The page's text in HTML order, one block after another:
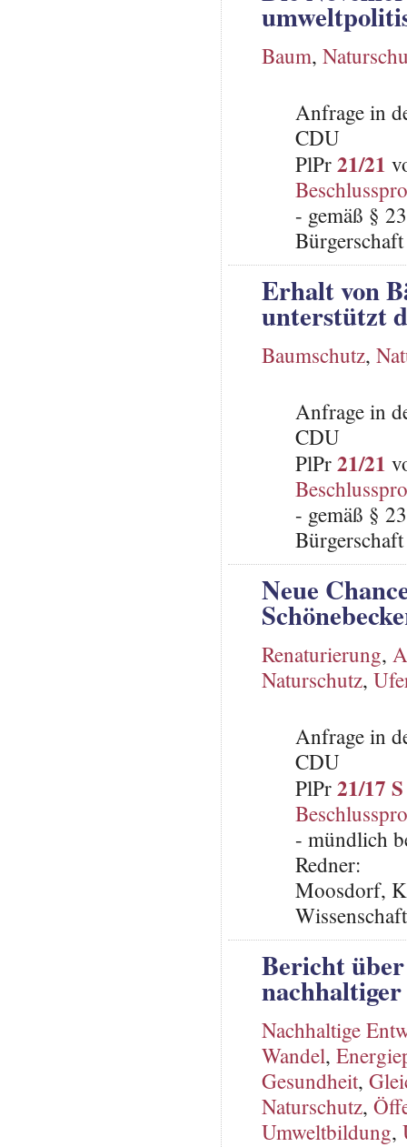
Baum,
Anfrage in
CDU
PlPr21/21
- gemäß §
Erhalt von
unterstützt
Baumschutz,
Anfrage in
CDU
PlPr21/21
- gemäß §
Neue
Renaturierung,
Naturschutz,
Anfrage in
CDU
PlPr21/17 S
- mündlich
Redner:
Moosdorf,
Bericht
Nachhaltige
Wandel,
Gesundheit,
Naturschutz,
Umweltbildung,